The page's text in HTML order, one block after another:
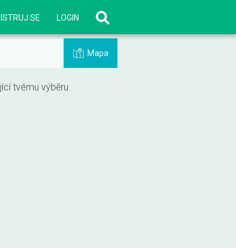
SE LOGIN
Mapa
tvému výběru.